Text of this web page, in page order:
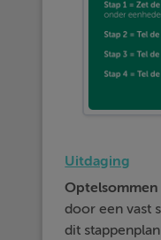
Uitdaging
door een vast
dit